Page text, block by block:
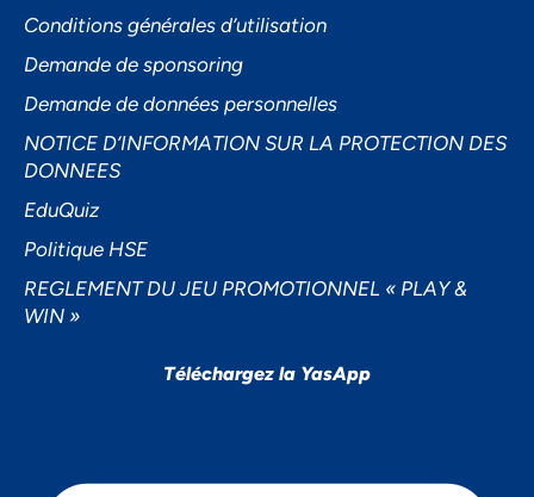
Conditions générales d’utilisation
Demande de sponsoring
Demande de données personnelles
NOTICE D’INFORMATION SUR LA PROTECTION DES
DONNEES
EduQuiz
Politique HSE
REGLEMENT DU JEU PROMOTIONNEL « PLAY &
WIN »
Téléchargez la YasApp
Préférences